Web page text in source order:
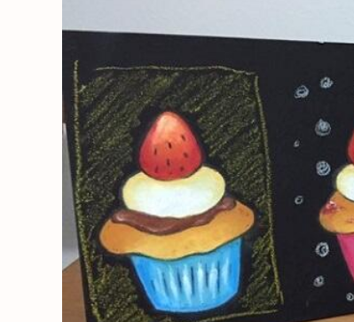
「コト」
子育て
暮
おすすめ
スポット
学
「場」
HAREL